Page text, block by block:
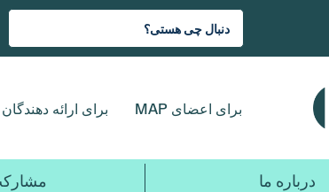
برای اعضای MAP برای ارائه دهندگان
درباره ما